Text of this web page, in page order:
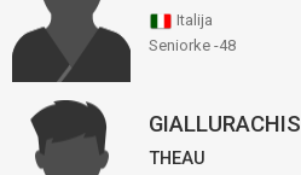
Italija
Seniorke -48
GIALLURACHIS
THEAU